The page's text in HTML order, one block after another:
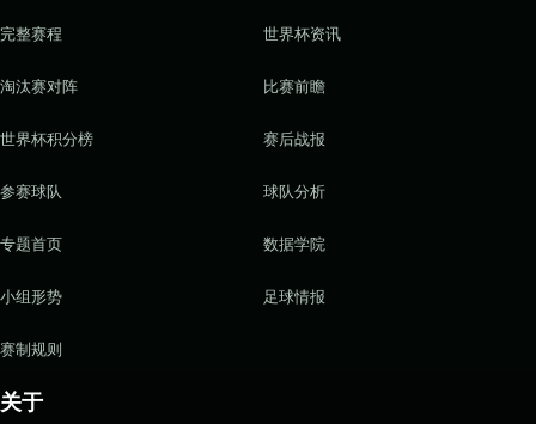
完整赛程
淘汰赛对阵
世界杯积分榜
参赛球队
专题首页
小组形势
赛制规则
世界杯资讯
比赛前瞻
赛后战报
球队分析
数据学院
足球情报
关于